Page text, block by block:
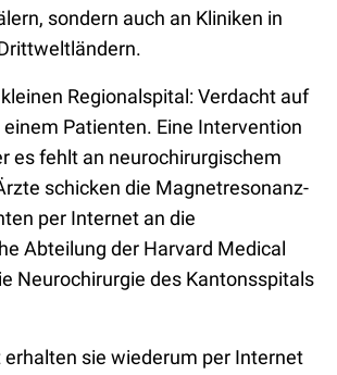
sondern auch an Kliniken in
Regionalspital: Verdacht auf
Patienten. Eine Intervention
es fehlt an neurochirurgischem
schicken die Magnetresonanz-
per Internet an die
Abteilung der Harvard Medical
Neurochirurgie des Kantonsspitals
erhalten sie wiederum per Internet